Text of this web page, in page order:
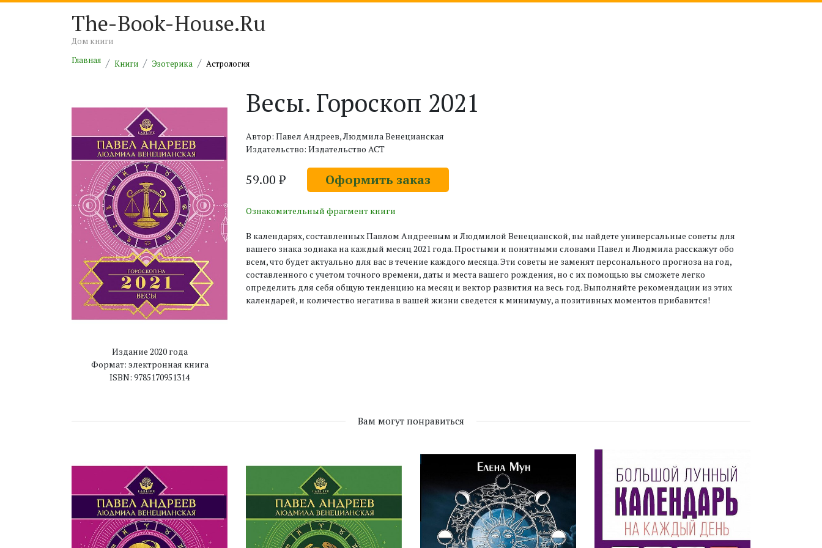
The-Book-House.Ru
Дом книги
Главная
Книги Эзотерика Астрология
Издание 2020 года
Формат: электронная книга
ISBN: 9785170951314
Весы. Гороскоп 2021
Автор: Павел Андреев, Людмила Венецианская
Издательство: Издательство АСТ
59.00 ₽ Оформить заказ
Ознакомительный фрагмент книги
В календарях, составленных Павлом Андреевым и Людмилой Венецианской, вы найдете универсальные советы для
вашего знака зодиака на каждый месяц 2021 года. Простыми и понятными словами Павел и Людмила расскажут обо
всем, что будет актуально для вас в течение каждого месяца. Эти советы не заменят персонального прогноза на год,
составленного с учетом точного времени, даты и места вашего рождения, но с их помощью вы сможете легко
определить для себя общую тенденцию на месяц и вектор развития на весь год. Выполняйте рекомендации из этих
календарей, и количество негатива в вашей жизни сведется к минимуму, а позитивных моментов прибавится!
Вам могут понравиться